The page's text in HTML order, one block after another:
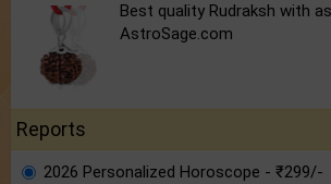
Best quality Rudraksh with
AstroSage.com
Reports
2026 Personalized Horoscope - ₹299/-